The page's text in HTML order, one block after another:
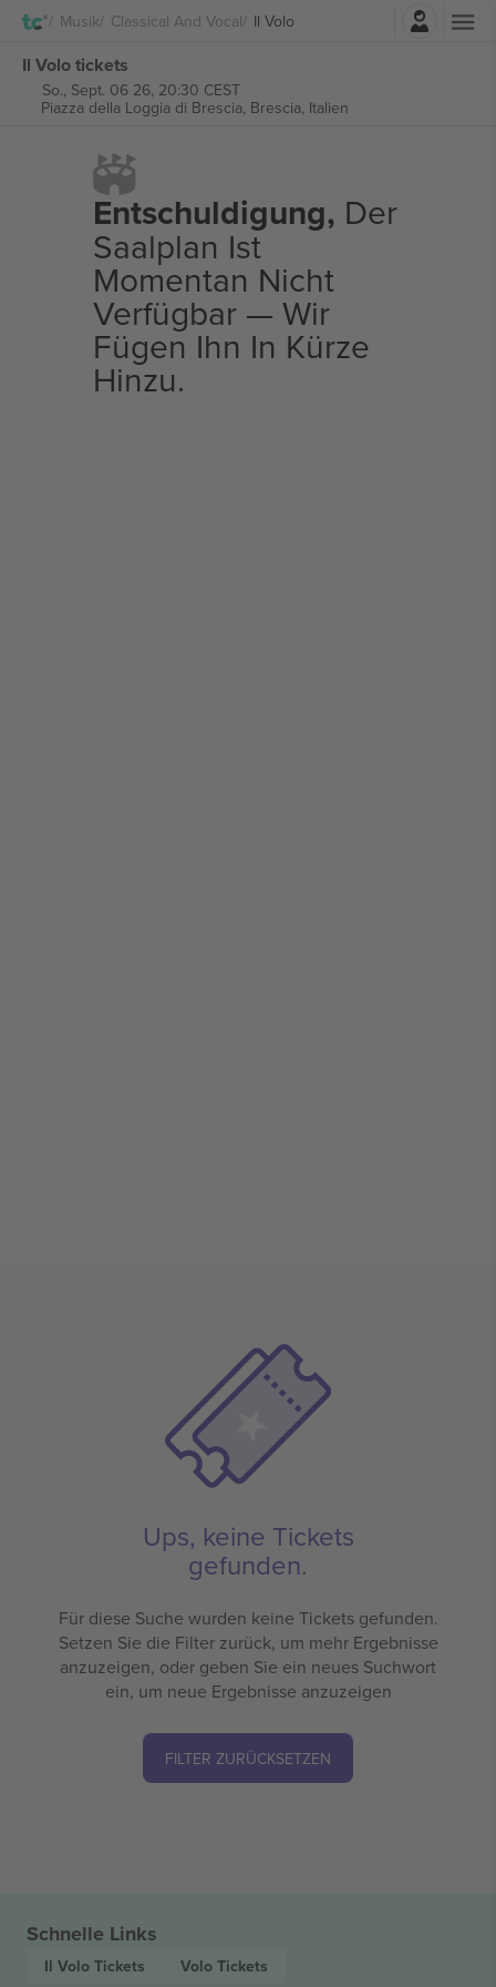
Musik Classical And Vocal Il VoloEinloggen
Il Volo tickets
So., Sept. 06 26, 20:30 CEST
Piazza della Loggia di Brescia, Brescia, Italien
Entschuldigung, Der
Saalplan Ist
Momentan Nicht
Verfügbar — Wir
Fügen Ihn In Kürze
Hinzu.
Ups, keine Tickets
gefunden.
Für diese Suche wurden keine Tickets gefunden.
Setzen Sie die Filter zurück, um mehr Ergebnisse
anzuzeigen, oder geben Sie ein neues Suchwort
ein, um neue Ergebnisse anzuzeigen
FILTER ZURÜCKSETZEN
Schnelle Links
Il Volo Tickets Volo Tickets